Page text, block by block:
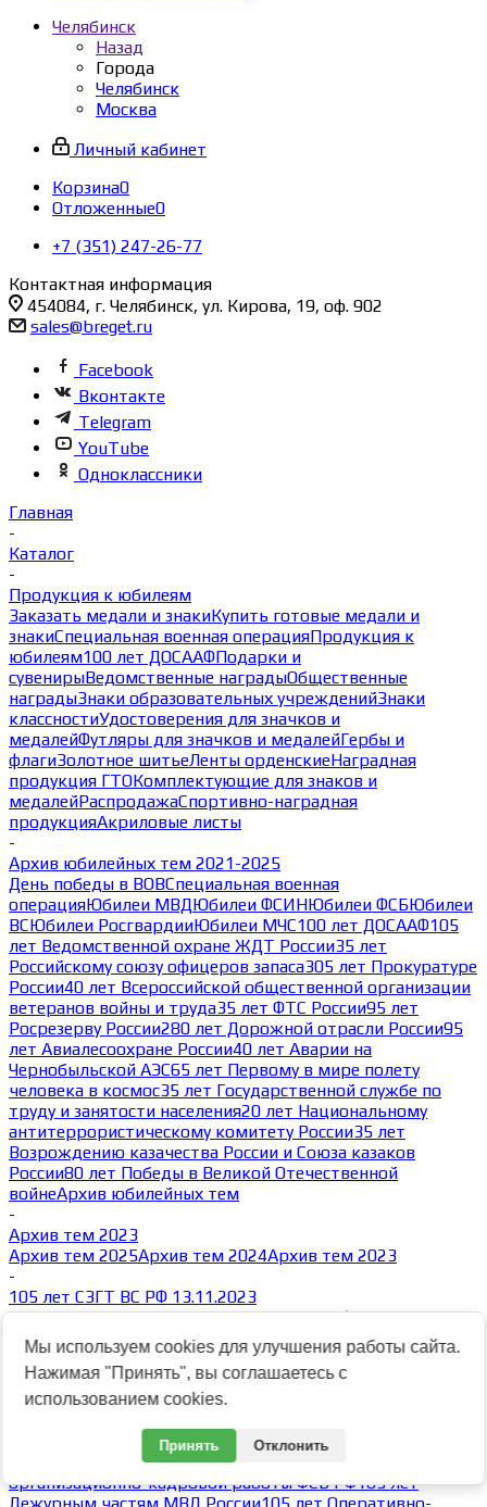
Челябинск
Назад
Города
Челябинск
Москва
Личный кабинет
Корзина0
Отложенные0
+7 (351) 247-26-77
Контактная информация
454084, г. Челябинск, ул. Кирова, 19, оф. 902
sales@breget.ru
Facebook
Вконтакте
Telegram
YouTube
Одноклассники
Главная
-
Каталог
-
Продукция к юбилеям
Заказать медали и знакиКупить готовые медали и
знакиСпециальная военная операцияПродукция к
юбилеям100 лет ДОСААФПодарки и
сувенирыВедомственные наградыОбщественные
наградыЗнаки образовательных учрежденийЗнаки
классностиУдостоверения для значков и
медалейФутляры для значков и медалейГербы и
флагиЗолотное шитьеЛенты орденскиеНаградная
продукция ГТОКомплектующие для знаков и
медалейРаспродажаСпортивно-наградная
продукцияАкриловые листы
-
Архив юбилейных тем 2021-2025
День победы в ВОВСпециальная военная
операцияЮбилеи МВДЮбилеи ФСИНЮбилеи ФСБЮбилеи
ВСЮбилеи РосгвардииЮбилеи МЧС100 лет ДОСААФ105
лет Ведомственной охране ЖДТ России35 лет
Российскому союзу офицеров запаса305 лет Прокуратуре
России40 лет Всероссийской общественной организации
ветеранов войны и труда35 лет ФТС России95 лет
Росрезерву России280 лет Дорожной отрасли России95
лет Авиалесоохране России40 лет Аварии на
Чернобыльской АЭС65 лет Первому в мире полету
человека в космос35 лет Государственной службе по
труду и занятости населения20 лет Национальному
антитеррористическому комитету России35 лет
Возрождению казачества России и Союза казаков
России80 лет Победы в Великой Отечественной
войнеАрхив юбилейных тем
-
Архив тем 2023
Архив тем 2025Архив тем 2024Архив тем 2023
-
105 лет СЗГТ ВС РФ 13.11.2023
30 лет Северо-Кавказскому округу ВНГ РФ80 лет ГУМВД
России по Кемеровской области80 лет УМВД России по
Ульяновской области30 лет ОМОН Росгвардии по
Республике Марий Эл 105 лет УМВД России по
Смоленской области80 лет УМВД России по Курганской
Советской Армии и Флота
Аэронавигация России
Войскам правительственной связи ФСО
организационно-кадровой работы ФСБ РФ105 лет
Мы используем cookies для улучшения работы сайта.
Нажимая "Принять", вы соглашаетесь с
использованием cookies.
Принять Отклонить